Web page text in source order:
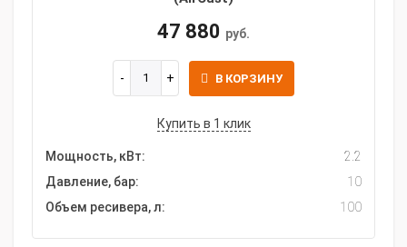
47 880 руб.
В КОРЗИНУ
Купить в 1 клик
Мощность, кВт:
2.2
Давление, бар:
10
Объем ресивера, л:
100